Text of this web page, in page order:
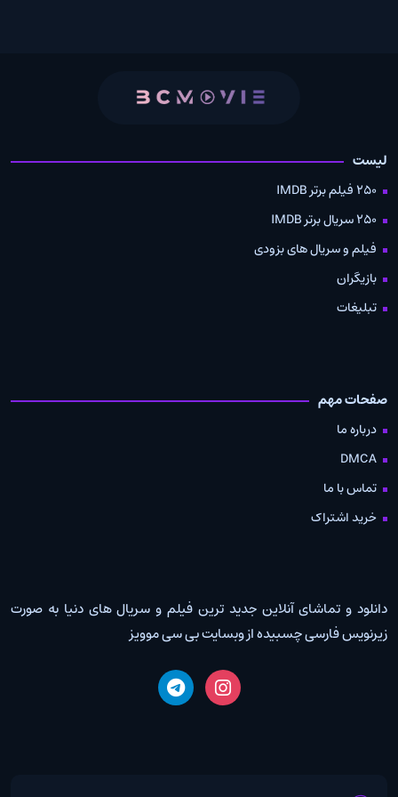
لیست
250 فیلم برتر IMDB
250 سریال برتر IMDB
فیلم و سریال های بزودی
بازیگران
تبلیغات
صفحات مهم
درباره ما
DMCA
تماس با ما
خرید اشتراک
دانلود و تماشای آنلاین جدید ترین فیلم و سریال های دنیا به صورت
زیرنویس فارسی چسبیده از وبسایت بی سی موویز